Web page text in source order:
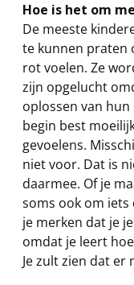
Hoe is het om
De meeste
te kunnen praten
rot voelen. Ze
zijn opgelucht
oplossen van
begin best
gevoelens.
niet voor. Dat is
daarmee. Of je
soms ook om iets
je merken dat je
omdat je leert
Je zult zien dat